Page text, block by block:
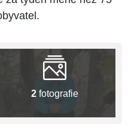
2 fotografie